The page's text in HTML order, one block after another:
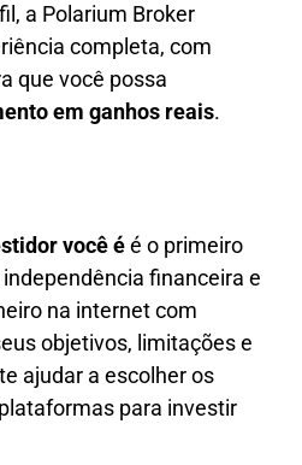
a Polarium Broker
completa, com
que você possa
em ganhos reais.
você éé o primeiro
financeira e
na internet com
objetivos, limitações e
ajudar a escolher os
para investir